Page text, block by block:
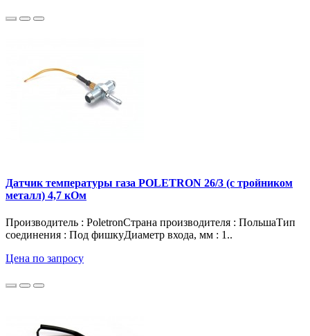
Датчик температуры газа POLETRON 26/3 (с тройником
металл) 4,7 кОм
Производитель : PoletronСтрана производителя : ПольшаТип
соединения : Под фишкуДиаметр входа, мм : 1..
Цена по запросу